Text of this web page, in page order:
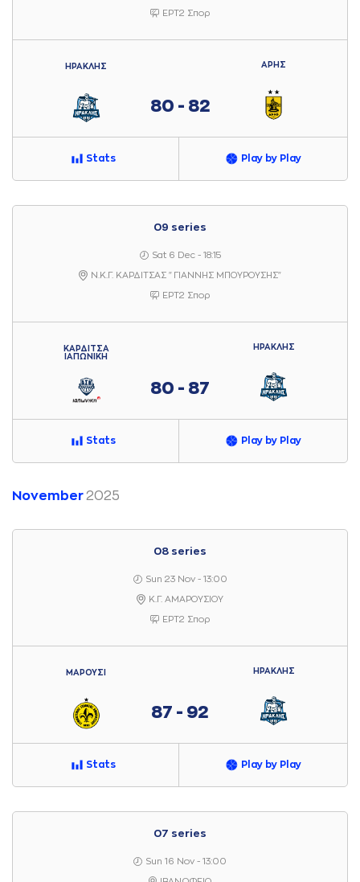
ΕΡΤ2 Σπορ
Stats Play by Play
ΗΡΑΚΛΗΣ
80 - 82
ΑΡΗΣ
09 series
Sat 6 Dec - 18:15
Ν.Κ.Γ. ΚΑΡΔΙΤΣΑΣ "ΓΙΑΝΝΗΣ ΜΠΟΥΡΟΥΣΗΣ"
ΕΡΤ2 Σπορ
Stats Play by Play
ΚΑΡΔΙΤΣΑ
ΙΑΠΩΝΙΚΗ
80 - 87
ΗΡΑΚΛΗΣ
November2025
08 series
Sun 23 Nov - 13:00
Κ.Γ. ΑΜΑΡΟΥΣΙΟΥ
ΕΡΤ2 Σπορ
Stats Play by Play
ΜΑΡΟΥΣΙ
87 - 92
ΗΡΑΚΛΗΣ
07 series
Sun 16 Nov - 13:00